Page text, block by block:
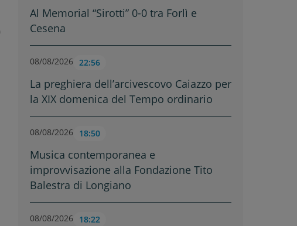
Al Memorial “Sirotti” 0-0 tra Forlì e
Cesena
08/08/2026 22:56
La preghiera dell’arcivescovo Caiazzo per
la XIX domenica del Tempo ordinario
08/08/2026 18:50
Musica contemporanea e
improvvisazione alla Fondazione Tito
Balestra di Longiano
08/08/2026 18:22